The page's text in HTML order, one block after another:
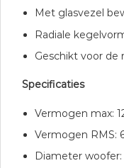
Met glasvezel
Radiale
Geschikt voor de
Specificaties
Vermogen max:
Vermogen RMS:
Diameter woofer: